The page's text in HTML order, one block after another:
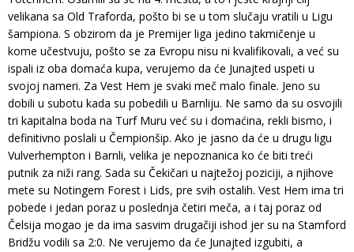
velikana sa Old Traforda, pošto bi se u tom slučaju vratili u Ligu
šampiona. S obzirom da je Premijer liga jedino takmičenje u
kome učestvuju, pošto se za Evropu nisu ni kvalifikovali, a već su
ispali iz oba domaća kupa, verujemo da će Junajted uspeti u
svojoj nameri. Za Vest Hem je svaki meč malo finale. Jeno su
dobili u subotu kada su pobedili u Barnliju. Ne samo da su osvojili
tri kapitalna boda na Turf Muru već su i domaćina, rekli bismo, i
definitivno poslali u Čempionšip. Ako je jasno da će u drugu ligu
Vulverhempton i Barnli, velika je nepoznanica ko će biti treći
putnik za niži rang. Sada su Čekičari u najtežoj poziciji, a njihove
mete su Notingem Forest i Lids, pre svih ostalih. Vest Hem ima tri
pobede i jedan poraz u poslednja četiri meča, a i taj poraz od
Čelsija mogao je da ima sasvim drugačiji ishod jer su na Stamford
Bridžu vodili sa 2:0. Ne verujemo da će Junajted izgubiti, a